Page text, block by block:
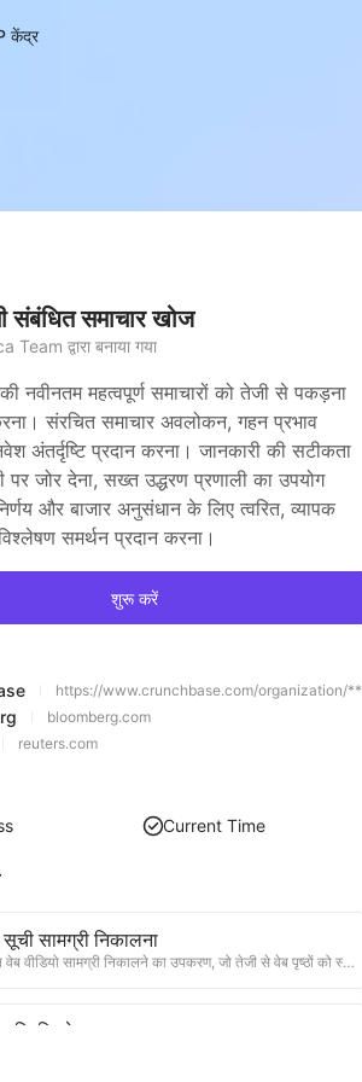
केंद्र
संबंधित समाचार खोज
Team द्वारा बनाया गया
की नवीनतम महत्वपूर्ण समाचारों को तेजी से पकड़ना
संरचित समाचार अवलोकन, गहन प्रभाव
अंतर्दृष्टि प्रदान करना। जानकारी की सटीकता
पर जोर देना, सख्त उद्धरण प्रणाली का उपयोग
और बाजार अनुसंधान के लिए त्वरित, व्यापक
समर्थन प्रदान करना।
शुरू करें
https://www.crunchbase.com/organization/**
bloomberg.com
reuters.com
Current Time
सूची सामग्री निकालना
एक कुशल वेब वीडियो सामग्री निकालने का उपकरण, जो तेजी से वेब पृष्ठों को स्कैन कर सकता है और वीडियो जानकारी को संरचित Markdown तालिका में व्यवस्थित कर सकता है।
विश्लेषण